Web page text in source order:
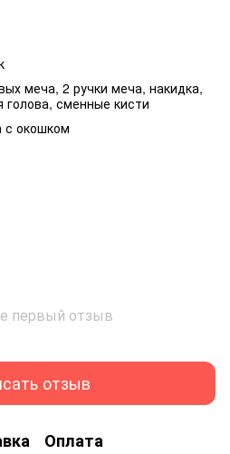
меча, 2 ручки меча, накидка,
голова, сменные кисти
с окошком
первый отзыв
отзыв
Оплата